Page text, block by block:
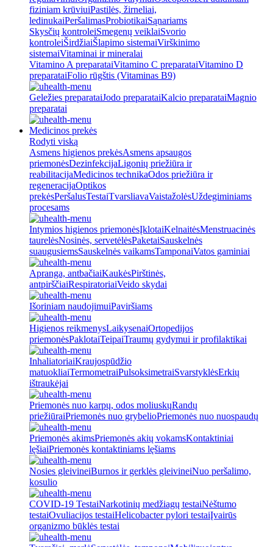
fiziniam krūviuiPastilės, žirneliai,
ledinukaiPeršalimasProbiotikaiSąnariams
Skysčių kontroleiSmegenų veiklaiSvorio
kontroleiŠirdžiaiŠlapimo sistemaiVirškinimo
sistemaiVitaminai ir mineralai
Vitamino A preparataiVitamino C preparataiVitamino D
preparataiFolio rūgštis (Vitaminas B9)
Geležies preparataiJodo preparataiKalcio preparataiMagnio
preparatai
Medicinos prekės
Rodyti viską
Asmens higienos prekėsAsmens apsaugos
priemonėsDezinfekcijaLigonių priežiūra ir
reabilitacijaMedicinos technikaOdos priežiūra ir
regeneracijaOptikos
prekėsPeršalusTestaiTvarsliavaVaistažolėsUždegiminiams
procesams
Intymios higienos priemonėsĮklotaiKelnaitėsMenstruacinės
taurelėsNosinės, servetėlėsPaketaiSauskelnės
suaugusiemsSauskelnės vaikamsTamponaiVatos gaminiai
Apranga, antbačiaiKaukėsPirštinės,
antpirščiaiRespiratoriaiVeido skydai
Išoriniam naudojimuiPaviršiams
Higienos reikmenysLaikysenaiOrtopedijos
priemonėsPaklotaiTeipaiTraumų gydymui ir profilaktikai
InhaliatoriaiKraujospūdžio
matuokliaiTermometraiPulsoksimetraiSvarstyklėsErkių
ištraukėjai
Priemonės nuo karpų, odos moliuskųRandų
priežiūraiPriemonės nuo grybelioPriemonės nuo nuospaudų
Priemonės akimsPriemonės akių vokamsKontaktiniai
lęšiaiPriemonės kontaktiniams lęšiams
Nosies gleivineiBurnos ir gerklės gleivineiNuo peršalimo,
kosulio
COVID-19 TestaiNarkotinių medžiagų testaiNėštumo
testaiOvuliacijos testaiHelicobacter pylori testaiĮvairūs
organizmo būklės testai